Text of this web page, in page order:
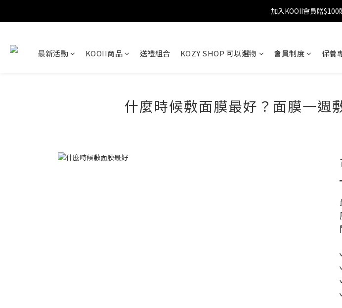
加入KOOII會員贈
加入KOOII會員贈
加入KOOII會員贈
最新活動 KOOII商品 送禮組合 KOZY SHOP 可以選物 會員制度 保養
什麼時候敷面膜最好？面膜一週